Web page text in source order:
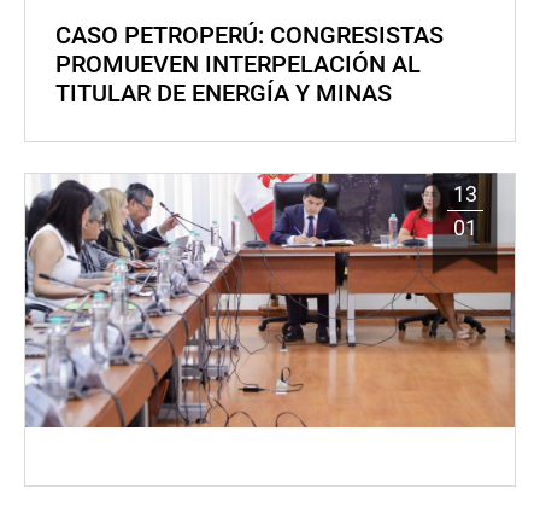
CASO PETROPERÚ: CONGRESISTAS
PROMUEVEN INTERPELACIÓN AL
TITULAR DE ENERGÍA Y MINAS
13
01